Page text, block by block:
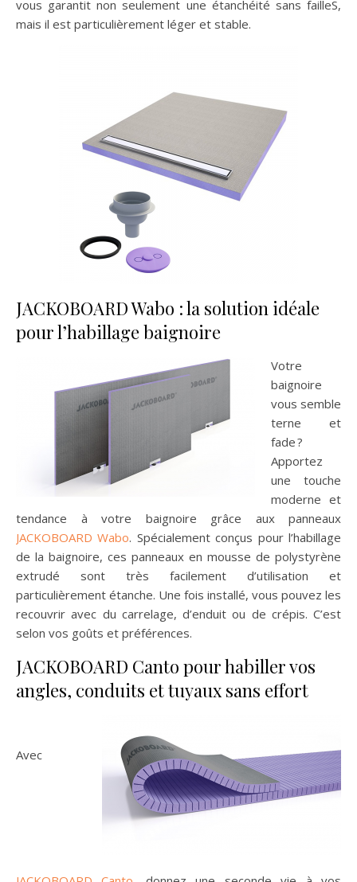
vous garantit non seulement une étanchéité sans failleS,
mais il est particulièrement léger et stable.
JACKOBOARD Wabo : la solution idéale
pour l’habillage baignoire
Votre
baignoire
vous semble
terne et
fade ?
Apportez
une touche
moderne et
tendance à votre baignoire grâce aux panneaux
JACKOBOARD Wabo. Spécialement conçus pour l’habillage
de la baignoire, ces panneaux en mousse de polystyrène
extrudé sont très facilement d’utilisation et
particulièrement étanche. Une fois installé, vous pouvez les
recouvrir avec du carrelage, d’enduit ou de crépis. C’est
selon vos goûts et préférences.
JACKOBOARD Canto pour habiller vos
angles, conduits et tuyaux sans effort
Avec